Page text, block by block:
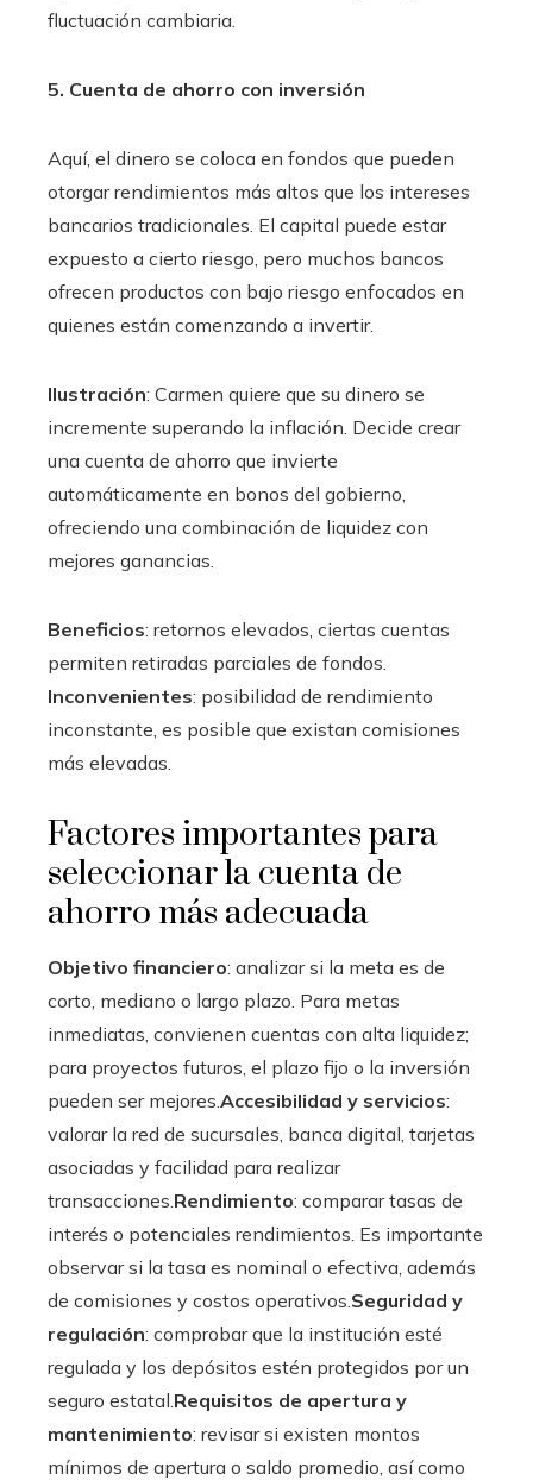
fluctuación cambiaria.
5. Cuenta de ahorro con inversión
Aquí, el dinero se coloca en fondos que pueden
otorgar rendimientos más altos que los intereses
bancarios tradicionales. El capital puede estar
expuesto a cierto riesgo, pero muchos bancos
ofrecen productos con bajo riesgo enfocados en
quienes están comenzando a invertir.
Ilustración: Carmen quiere que su dinero se
incremente superando la inflación. Decide crear
una cuenta de ahorro que invierte
automáticamente en bonos del gobierno,
ofreciendo una combinación de liquidez con
mejores ganancias.
Beneficios: retornos elevados, ciertas cuentas
permiten retiradas parciales de fondos.
Inconvenientes: posibilidad de rendimiento
inconstante, es posible que existan comisiones
más elevadas.
Factores importantes para
seleccionar la cuenta de
ahorro más adecuada
Objetivo financiero: analizar si la meta es de
corto, mediano o largo plazo. Para metas
inmediatas, convienen cuentas con alta liquidez;
para proyectos futuros, el plazo fijo o la inversión
pueden ser mejores. Accesibilidad y servicios:
valorar la red de sucursales, banca digital, tarjetas
asociadas y facilidad para realizar
transacciones. Rendimiento: comparar tasas de
interés o potenciales rendimientos. Es importante
observar si la tasa es nominal o efectiva, además
de comisiones y costos operativos. Seguridad y
regulación: comprobar que la institución esté
regulada y los depósitos estén protegidos por un
seguro estatal. Requisitos de apertura y
mantenimiento: revisar si existen montos
mínimos de apertura o saldo promedio, así como